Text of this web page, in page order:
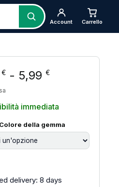
Account Carrello
€ - 5,99 €Fascia di
immediata
Colore della gemma
delivery: 8 days